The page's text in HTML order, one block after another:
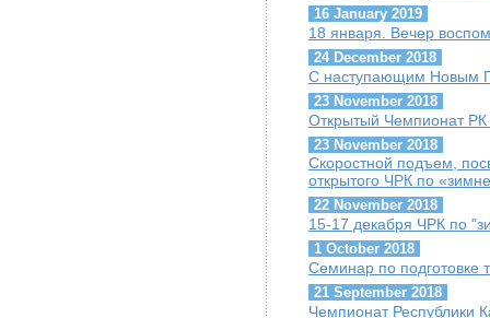
16 January 2019
18 января. Вечер
24 December 2018
С наступающим Новым
23 November 2018
Открытый Чемпионат РК
23 November 2018
Скоростной подъем,
открытого ЧРК по
22 November 2018
15-17 декабря ЧРК по
1 October 2018
Семинар по подготовке
21 September 2018
Чемпионат Республики